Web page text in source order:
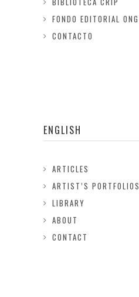
FONDO EDITORIAL ONG
CONTACTO
ENGLISH
ARTICLES
ARTIST’S PORTFOLIOS
LIBRARY
ABOUT
CONTACT